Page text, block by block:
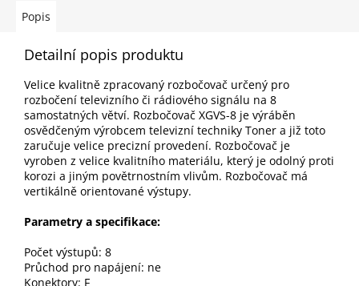
Popis
Detailní popis produktu
Velice kvalitně zpracovaný rozbočovač určený pro
rozbočení televizního či rádiového signálu na 8
samostatných větví. Rozbočovač XGVS-8 je výráběn
osvědčeným výrobcem televizní techniky Toner a již toto
zaručuje velice precizní provedení. Rozbočovač je
vyroben z velice kvalitního materiálu, který je odolný proti
korozi a jiným povětrnostním vlivům. Rozbočovač má
vertikálně orientované výstupy.
Parametry a specifikace:
Počet výstupů: 8
Průchod pro napájení: ne
Konektory: F